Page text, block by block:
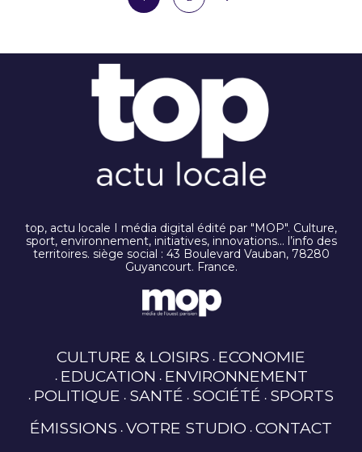
top, actu locale I média digital édité par "MOP". Culture,
sport, environnement, initiatives, innovations… l’info des
territoires. siège social : 43 Boulevard Vauban, 78280
Guyancourt. France.
CULTURE & LOISIRS ECONOMIE
EDUCATION ENVIRONNEMENT
POLITIQUE SANTÉ SOCIÉTÉ SPORTS
ÉMISSIONS VOTRE STUDIO CONTACT